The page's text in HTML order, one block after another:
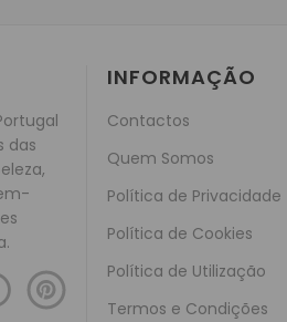
das
INFORMAÇÃO
Contactos
Quem Somos
Política de Privacidade
Política de Cookies
Política de Utilização
Termos e Condições